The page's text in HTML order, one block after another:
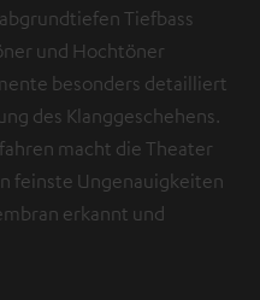
Tiefbass
und Hochtöner
besonders detailliert
des Klanggeschehens.
macht die Theater
feinste Ungenauigkeiten
erkannt und